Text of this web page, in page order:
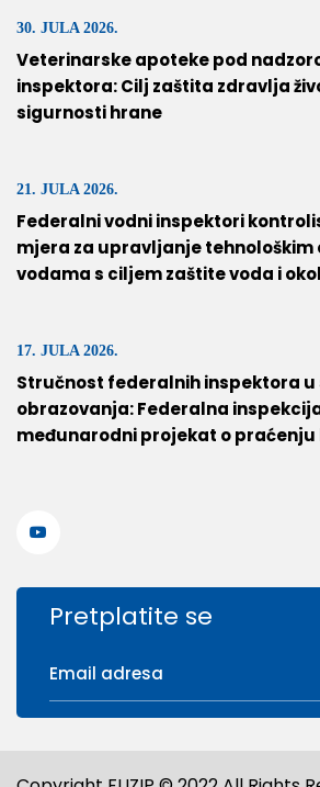
30. JULA 2026.
Veterinarske apoteke pod
inspektora: Cilj zaštita zdravlja
sigurnosti hrane
21. JULA 2026.
Federalni vodni inspektori
mjera za upravljanje
vodama s ciljem zaštite voda i
17. JULA 2026.
Stručnost federalnih inspektora u
obrazovanja: Federalna
međunarodni projekat o
Pretplatite se